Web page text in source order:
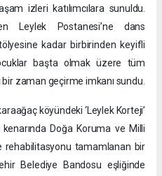
izleri katılımcılara sunuldu.
Leylek Postanesi’ne dans
kadar birbirinden keyifli
başta olmak üzere tüm
zaman geçirme imkanı sundu.
köyündeki ‘Leylek Korteji’
kenarında Doğa Koruma ve Milli
rehabilitasyonu tamamlanan bir
Belediye Bandosu eşliğinde